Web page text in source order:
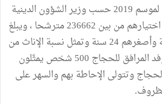
يبلغ عدد الحجيج التونسيين لموسم 2019 حسب وزير الشؤون الدينية
أحمد عظّوم 10980 حاجّا تمّ اختيارهم من بين 236662 مترشحا ، ويبلغ
عمر أكبر الحجاج سنا 93 سنة وأصغرهم 24 سنة وتمثل نسبة الإناث من
بينهم 52 بالمائة. ويتضمّن الوفد المرافق للحجاج 500 شخص يمثّلون
وتتولى الإحاطة بهم والسهر على